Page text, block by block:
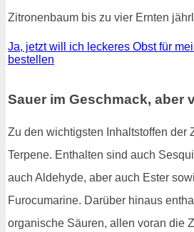
Zitronenbaum bis zu vier Ernten
Ja, jetzt will ich leckeres Obst für
bestellen
Sauer im Geschmack, aber
Zu den wichtigsten Inhaltstoffen der
Terpene. Enthalten sind auch
auch Aldehyde, aber auch Ester
Furocumarine. Darüber hinaus
organische Säuren, allen voran die